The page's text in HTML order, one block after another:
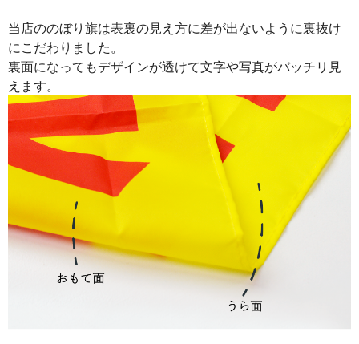
当店ののぼり旗は表裏の見え方に差が出ないように裏抜け
にこだわりました。
裏面になってもデザインが透けて文字や写真がバッチリ見
えます。